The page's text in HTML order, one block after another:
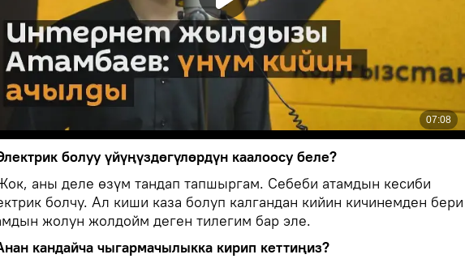
болуу үйүңүздөгүлөрдүн каалоосу беле?
аны деле өзүм тандап тапшыргам. Себеби атамдын кесиби
болчу. Ал киши каза болуп калгандан кийин кичинемден бери
жолун жолдойм деген тилегим бар эле.
кандайча чыгармачылыкка кирип кеттиңиз?